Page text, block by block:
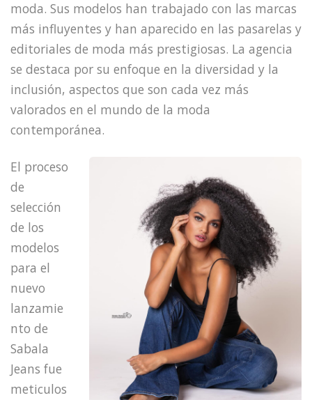
moda. Sus modelos han trabajado con las marcas
más influyentes y han aparecido en las pasarelas y
editoriales de moda más prestigiosas. La agencia
se destaca por su enfoque en la diversidad y la
inclusión, aspectos que son cada vez más
valorados en el mundo de la moda
contemporánea.
El proceso
de
selección
de los
modelos
para el
nuevo
lanzamie
nto de
Sabala
Jeans fue
meticulos